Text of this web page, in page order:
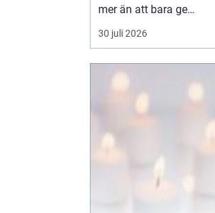
mer än att bara ge
skugga. Det påverkar hur
länge gästerna stannar,
och om de väljer att
komma tillbaka. När
kraven på komfort,
30 juli 2026